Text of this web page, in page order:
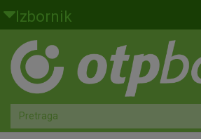
Skoči na glavni sadržaj
Izbornik
Građani
Privatno bankarstvo
Agro